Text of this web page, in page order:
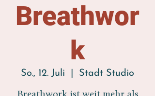
Breathwor
k
So., 12. Juli Stadt Studio